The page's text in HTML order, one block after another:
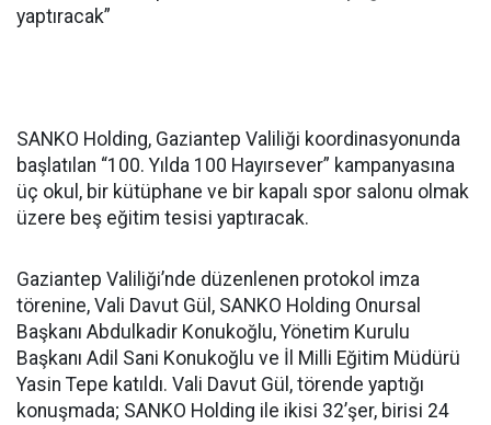
yaptıracak”
SANKO Holding, Gaziantep Valiliği koordinasyonunda
başlatılan “100. Yılda 100 Hayırsever” kampanyasına
üç okul, bir kütüphane ve bir kapalı spor salonu olmak
üzere beş eğitim tesisi yaptıracak.
Gaziantep Valiliği’nde düzenlenen protokol imza
törenine, Vali Davut Gül, SANKO Holding Onursal
Başkanı Abdulkadir Konukoğlu, Yönetim Kurulu
Başkanı Adil Sani Konukoğlu ve İl Milli Eğitim Müdürü
Yasin Tepe katıldı. Vali Davut Gül, törende yaptığı
konuşmada; SANKO Holding ile ikisi 32’şer, birisi 24